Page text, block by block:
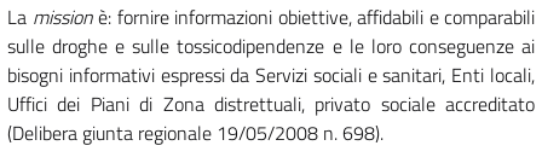
La missionè: fornire informazioni obiettive, affidabili e comparabili
sulle droghe e sulle tossicodipendenze e le loro conseguenze ai
bisogni informativi espressi da Servizi sociali e sanitari, Enti locali,
Uffici dei Piani di Zona distrettuali, privato sociale accreditato
(Delibera giunta regionale 19/05/2008 n. 698).